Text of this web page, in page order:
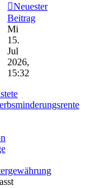
Neuester
Beitrag
Mi
15.
Jul
2026,
15:32